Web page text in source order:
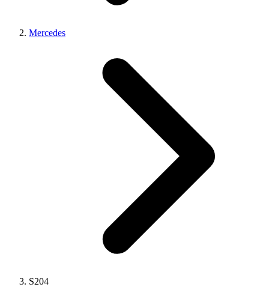
Mercedes
S204